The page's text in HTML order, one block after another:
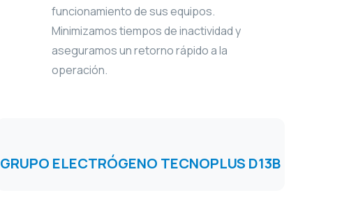
funcionamiento de sus equipos.
Minimizamos tiempos de inactividad y
aseguramos un retorno rápido a la
operación.
GRUPO ELECTRÓGENO TECNOPLUS D13B